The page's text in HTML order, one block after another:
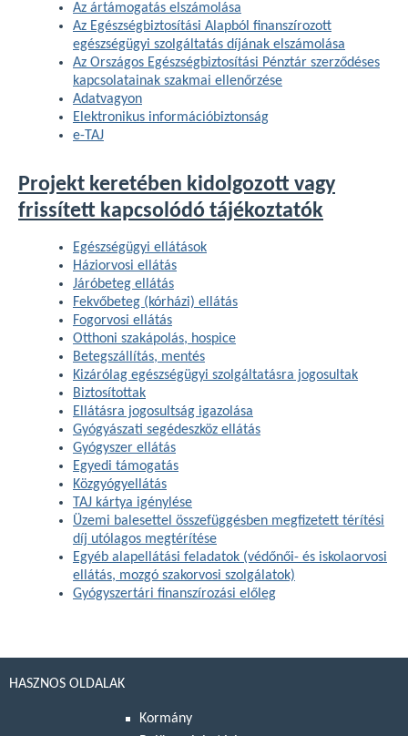
Az ártámogatás elszámolása
Az Egészségbiztosítási Alapból finanszírozott
egészségügyi szolgáltatás díjának elszámolása
Az Országos Egészségbiztosítási Pénztár szerződéses
kapcsolatainak szakmai ellenőrzése
Adatvagyon
Elektronikus információbiztonság
e-TAJ
Projekt keretében kidolgozott vagy
frissített kapcsolódó tájékoztatók
Egészségügyi ellátások
Háziorvosi ellátás
Járóbeteg ellátás
Fekvőbeteg (kórházi) ellátás
Fogorvosi ellátás
Otthoni szakápolás, hospice
Betegszállítás, mentés
Kizárólag egészségügyi szolgáltatásra jogosultak
Biztosítottak
Ellátásra jogosultság igazolása
Gyógyászati segédeszköz ellátás
Gyógyszer ellátás
Egyedi támogatás
Közgyógyellátás
TAJ kártya igénylése
Üzemi balesettel összefüggésben megfizetett térítési
díj utólagos megtérítése
Egyéb alapellátási feladatok (védőnői- és iskolaorvosi
ellátás, mozgó szakorvosi szolgálatok)
Gyógyszertári finanszírozási előleg
HASZNOS OLDALAK
Kormány